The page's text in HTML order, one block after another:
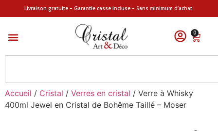
Livraison gratuite – Garantie casse incluse – Sans minimum d’achat.
0
Accueil / Cristal / Verres en cristal / Verre à Whisky
400ml Jewel en Cristal de Bohême Taillé – Moser